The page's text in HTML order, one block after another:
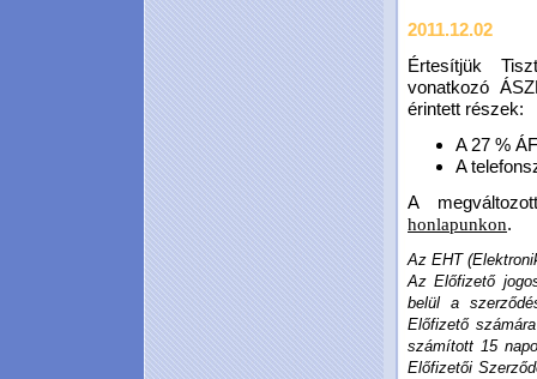
2011.12.02
Értesítjük
vonatkozó
érintett részek:
A 27 %
A
A
honlapunkon.
Az EHT
Az Előfizető
belül a
Előfizető
számított 15
Előfizetői